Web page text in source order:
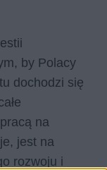
by Polacy
dochodzi się
na
jest na
rozwoju i